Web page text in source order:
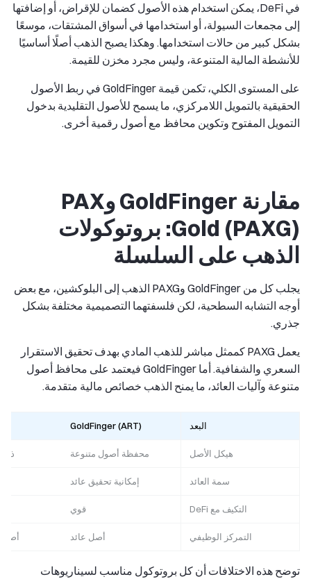
في DeFi، يمكن استخدام هذه الأصول كضمان للإقراض، أو إضافتها
إلى مجمعات السيولة، أو استخدامها في أسواق المشتقات، موسعًا
بشكل كبير من حالات استخدامها. وهكذا يصبح الذهب أصلًا أساسيًا
للأنشطة المالية المتنوعة، وليس مجرد مخزن للقيمة.
على المستوى الكلي، تكمن قيمة GoldFinger في ربط الأصول
الحقيقية بالتمويل اللامركزي، ما يسمح للأصول التقليدية بدخول
التمويل المفتوح وتكوين محافظ مع أصول رقمية أخرى.
مقارنة GoldFinger وPAX
Gold (PAXG): بروتوكولات
الذهب على السلسلة
يجلب كل من GoldFinger وPAXG الذهب إلى البلوكشين، مع بعض
أوجه التشابه السطحية، لكن فلسفتهما التصميمية مختلفة بشكل
جذري.
يعمل PAXG كممثل مباشر للذهب المادي بهدف تحقيق الاستقرار
السعري والشفافية. أما GoldFinger فيعتمد على محافظ أصول
متنوعة وآليات العائد، ما يمنح الذهب خصائص مالية متقدمة.
البعد GoldFinger (ART)
هيكل الأصل محفظة أصول متنوعة
سمة العائد إمكانية تحقيق عائد
التكيف مع DeFi قوي
التمركز الوظيفي أصل عائد أصل
توضح هذه الاختلافات أن كل بروتوكول مناسب لسيناريوهات